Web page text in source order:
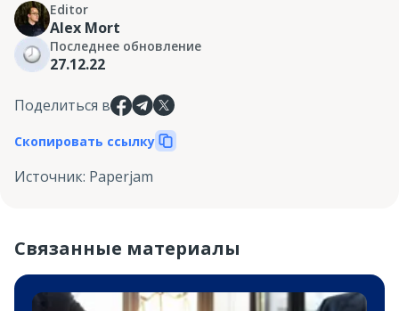
Editor
Alex Mort
Последнее обновление
27.12.22
Поделиться в
Скопировать ссылку
Источник: Paperjam
Связанные материалы